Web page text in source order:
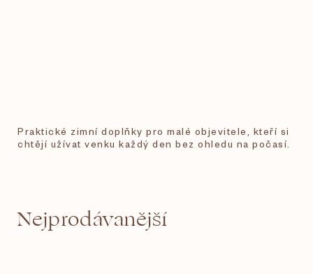
Praktické zimní doplňky pro malé objevitele, kteří si
chtějí užívat venku každý den bez ohledu na počasí.
Nejprodávanější